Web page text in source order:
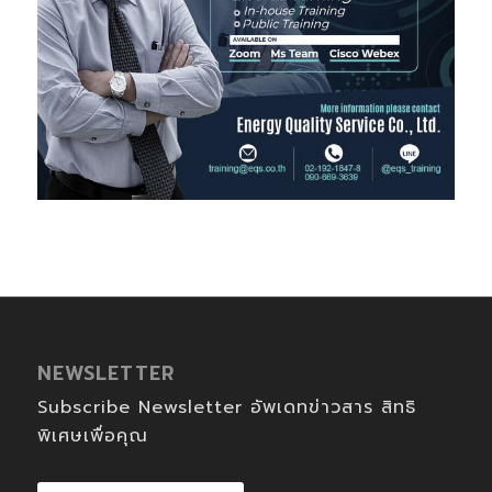
NEWSLETTER
Subscribe Newsletter อัพเดทข่าวสาร สิทธิ
พิเศษเพื่อคุณ